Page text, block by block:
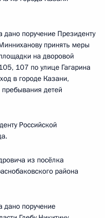
дано поручение Президенту
принять меры
на дворовой
107 по улице Гагарина
в городе Казани,
детей
Российской
из посёлка
района
дано поручение